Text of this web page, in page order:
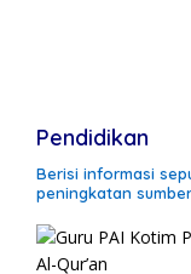
Pendidikan
Berisi informasi
peningkatan